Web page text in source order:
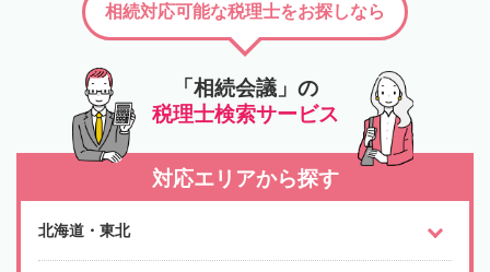
「相続会議」の
税理士検索サービス
相続対応可能な税理士をお探しなら
対応エリアから探す
北海道・東北